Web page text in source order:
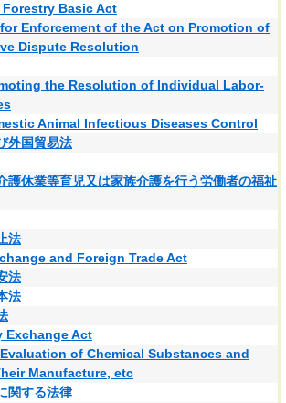
Basic Act
Enforcement of the Act on Promotion of
Dispute Resolution
the Resolution of Individual Labor-
Animal Infectious Diseases Control
外国貿易法
護休業等育児又は家族介護を行う労働者の福祉
法
and Foreign Trade Act
法
法
Exchange Act
of Chemical Substances and
Manufacture, etc
関する法律